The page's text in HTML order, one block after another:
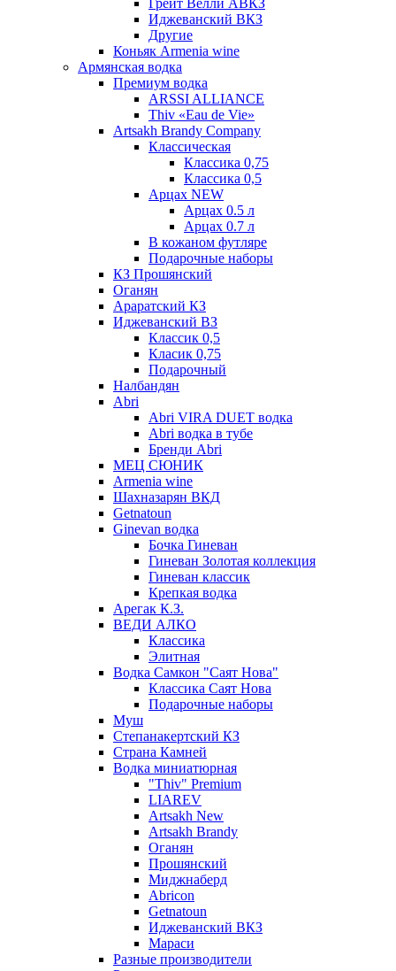
Грейт Велли АВКЗ
Иджеванский ВКЗ
Другие
Коньяк Armenia wine
Армянская водка
Премиум водка
ARSSI ALLIANCE
Thiv «Eau de Vie»
Artsakh Brandy Company
Классическая
Классика 0,75
Классика 0,5
Арцах NEW
Арцах 0.5 л
Арцах 0.7 л
В кожаном футляре
Подарочные наборы
КЗ Прошянский
Оганян
Араратский КЗ
Иджеванский ВЗ
Классик 0,5
Класик 0,75
Подарочный
Налбандян
Abri
Abri VIRA DUET водка
Abri водка в тубе
Бренди Abri
МЕЦ СЮНИК
Armenia wine
Шахназарян ВКД
Getnatoun
Ginevan водка
Бочка Гиневан
Гиневан Золотая коллекция
Гиневан классик
Крепкая водка
Арегак К.З.
ВЕДИ АЛКО
Классика
Элитная
Водка Самкон "Саят Нова"
Классика Саят Нова
Подарочные наборы
Муш
Степанакертский КЗ
Страна Камней
Водка миниатюрная
"Thiv" Premium
LIAREV
Artsakh New
Artsakh Brandy
Оганян
Прошянский
Миджнаберд
Abricon
Getnatoun
Иджеванский ВКЗ
Мараси
Разные производители